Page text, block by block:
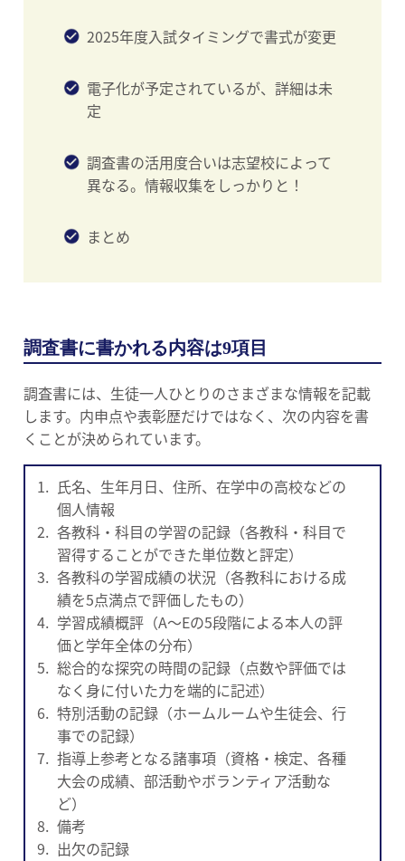
2025年度入試タイミングで書式が変更
電子化が予定されているが、詳細は未
定
調査書の活用度合いは志望校によって
異なる。情報収集をしっかりと！
まとめ
調査書に書かれる内容は9項目
調査書には、生徒一人ひとりのさまざまな情報を記載
します。内申点や表彰歴だけではなく、次の内容を書
くことが決められています。
氏名、生年月日、住所、在学中の高校などの
個人情報
各教科・科目の学習の記録（各教科・科目で
習得することができた単位数と評定）
各教科の学習成績の状況（各教科における成
績を5点満点で評価したもの）
学習成績概評（A〜Eの5段階による本人の評
価と学年全体の分布）
総合的な探究の時間の記録（点数や評価では
なく身に付いた力を端的に記述）
特別活動の記録（ホームルームや生徒会、行
事での記録）
指導上参考となる諸事項（資格・検定、各種
大会の成績、部活動やボランティア活動な
ど）
備考
出欠の記録